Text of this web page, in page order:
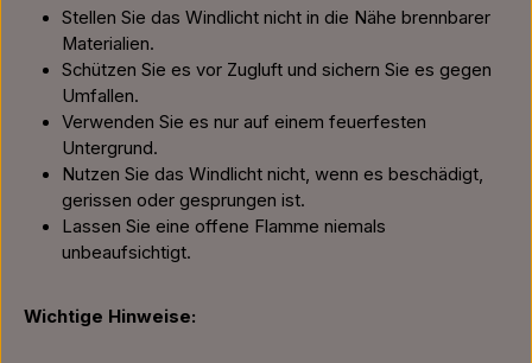
Stellen Sie das Windlicht nicht in die Nähe brennbarer
Materialien.
Schützen Sie es vor Zugluft und sichern Sie es gegen
Umfallen.
Verwenden Sie es nur auf einem feuerfesten
Untergrund.
Nutzen Sie das Windlicht nicht, wenn es beschädigt,
gerissen oder gesprungen ist.
Lassen Sie eine offene Flamme niemals
unbeaufsichtigt.
Wichtige Hinweise: